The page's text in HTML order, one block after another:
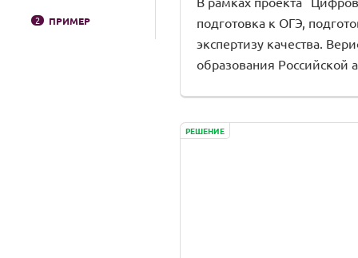
2 ПРИМЕР
подготовка к ОГЭ,
экспертизу качества.
образования Российской
РЕШЕНИЕ